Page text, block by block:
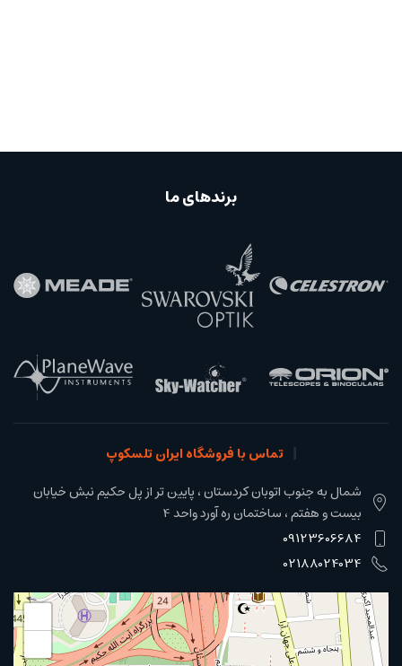
برندهای ما
تماس با فروشگاه ایران تلسکوپ
شمال به جنوب اتوبان کردستان ، پایین تر از پل حکیم نبش خیابان
بیست و هفتم ، ساختمان ره آورد واحد 4
09123606684
02188024034